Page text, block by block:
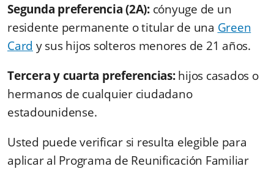
Segunda preferencia (2A): cónyuge de un
residente permanente o titular de una Green
Card y sus hijos solteros menores de 21 años.
Tercera y cuarta preferencias:hijos casados o
hermanos de cualquier ciudadano
estadounidense.
Usted puede verificar si resulta elegible para
aplicar al Programa de Reunificación Familiar